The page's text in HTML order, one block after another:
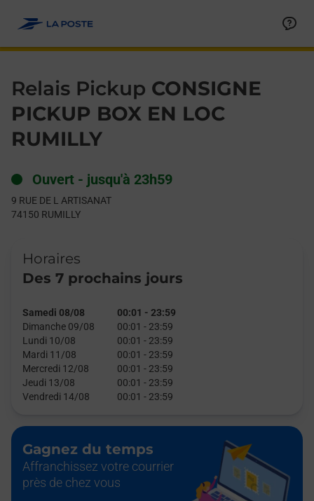
Relais Pickup CONSIGNE
PICKUP BOX EN LOC
RUMILLY
Ouvert - jusqu'à 23h59
9 RUE DE L ARTISANAT
74150 RUMILLY
Horaires
Des 7 prochains jours
Samedi 08/08 00:01 - 23:59
Dimanche 09/08
00:01 - 23:59
Lundi 10/08
00:01 - 23:59
Mardi 11/08
00:01 - 23:59
Mercredi 12/08
00:01 - 23:59
Jeudi 13/08
00:01 - 23:59
Vendredi 14/08
00:01 - 23:59
Gagnez du temps
Affranchissez votre courrier
près de chez vous